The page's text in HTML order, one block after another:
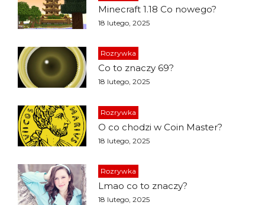
Minecraft 1.18 Co nowego?
18 lutego, 2025
Rozrywka
Co to znaczy 69?
18 lutego, 2025
Rozrywka
O co chodzi w Coin Master?
18 lutego, 2025
Rozrywka
Lmao co to znaczy?
18 lutego, 2025